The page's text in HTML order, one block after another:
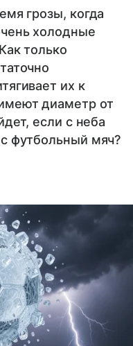
грозы, когда
холодные
только
их к
диаметр от
если с неба
футбольный мяч?